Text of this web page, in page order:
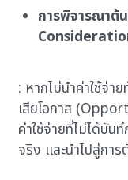
การพิจารณา
: หากไม่นำค่าใช้จ่า
เสียโอกาส
ค่าใช้จ่ายที่ไม่ได้บัน
จริง และนำไปสู่กา